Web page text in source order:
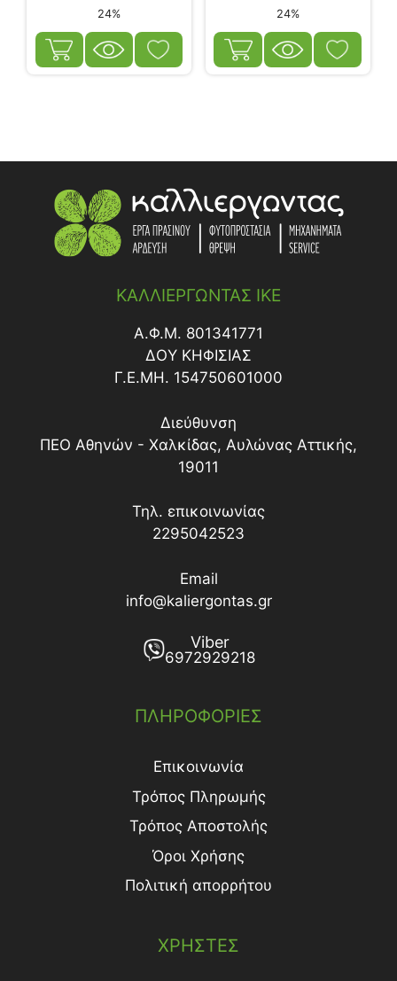
24%
24%
ΚΑΛΛΙΕΡΓΩΝΤΑΣ ΙΚΕ
Α.Φ.Μ. 801341771
ΔΟY ΚΗΦΙΣΙΑΣ
Γ.Ε.ΜΗ. 154750601000
Διεύθυνση
ΠΕΟ Αθηνών - Χαλκίδας, Αυλώνας Αττικής,
19011
Τηλ. επικοινωνίας
2295042523
Email
info@kaliergontas.gr
Viber
6972929218
ΠΛΗΡΟΦΟΡΙΕΣ
Επικοινωνία
Τρόπος Πληρωμής
Τρόπος Aποστολής
Όροι Χρήσης
Πολιτική απορρήτου
ΧΡΗΣΤΕΣ